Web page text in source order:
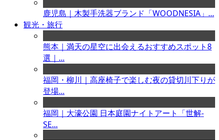
鹿児島｜木製手洗器ブランド「WOODNESIA」...
観光・旅行
熊本｜満天の星空に出会えるおすすめスポット8
選｜...
福岡・柳川｜高座椅子で楽しむ夜の貸切川下りが
登場...
福岡｜大濠公園 日本庭園ナイトアート「世解-
SE...